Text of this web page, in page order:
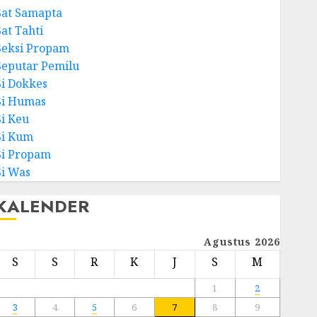
Samapta
Tahti
Propam
Pemilu
Dokkes
Humas
Keu
Kum
Propam
Was
Agustus 2026
S S R K J S M
1
2
3
4 5 6 7 8 9